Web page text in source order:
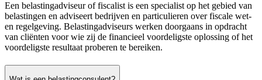
Een belastingadviseur of fiscalist is een specialist op het gebied van
belastingen en adviseert bedrijven en particulieren over fiscale wet-
en regelgeving. Belastingadviseurs werken doorgaans in opdracht
van cliënten voor wie zij de financieel voordeligste oplossing of het
voordeligste resultaat proberen te bereiken.